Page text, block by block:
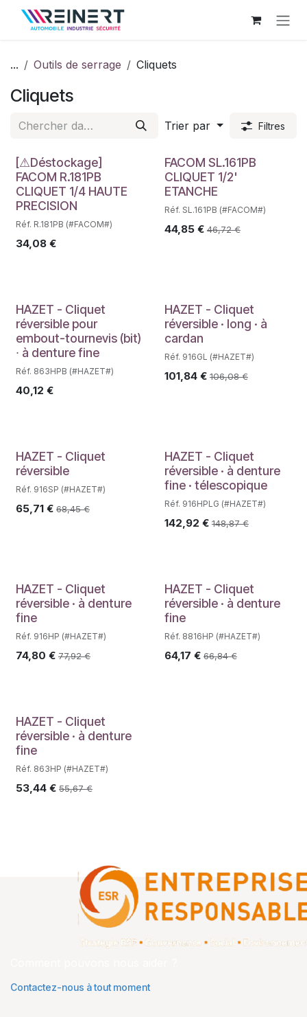
Se rendre au contenu
... Outils de serrage Cliquets
Cliquets
Trier par Filtres
Déstockage
[⚠Déstockage]
FACOM R.181PB
CLIQUET 1/4 HAUTE
PRECISION
Réf. R.181PB (#FACOM#)
34,08 €
Déstockage
FACOM SL.161PB
CLIQUET 1/2'
ETANCHE
Réf. SL.161PB (#FACOM#)
44,85€ 46,72€
Déstockage
HAZET - Cliquet
réversible pour
embout-tournevis (bit)
∙ à denture fine
Réf. 863HPB (#HAZET#)
40,12 €
HAZET - Cliquet
réversible · long · à
cardan
Réf. 916GL (#HAZET#)
101,84€ 106,08€
HAZET - Cliquet
réversible
Réf. 916SP (#HAZET#)
65,71 € 68,45€
HAZET - Cliquet
réversible · à denture
fine · télescopique
Réf. 916HPLG (#HAZET#)
142,92 € 148,87€
HAZET - Cliquet
réversible · à denture
fine
Réf. 916HP (#HAZET#)
74,80 € 77,92€
HAZET - Cliquet
réversible · à denture
fine
Réf. 8816HP (#HAZET#)
64,17 € 66,84€
HAZET - Cliquet
réversible · à denture
fine
Réf. 863HP (#HAZET#)
53,44 € 55,67€
Contactez-nous à tout moment